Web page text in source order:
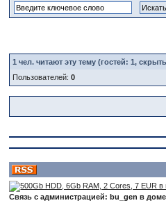
1 чел. читают эту тему (гостей: 1,
Пользователей:0
Связь с администрацией: bu_gen в